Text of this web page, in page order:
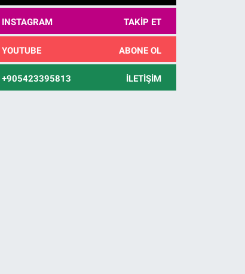
INSTAGRAM TAKIP ET
YOUTUBE ABONE OL
+905423395813 İLETIŞIM